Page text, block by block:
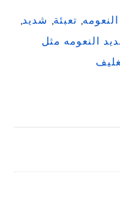
النعومه, تعبئة, شديد,
النعومه مثل